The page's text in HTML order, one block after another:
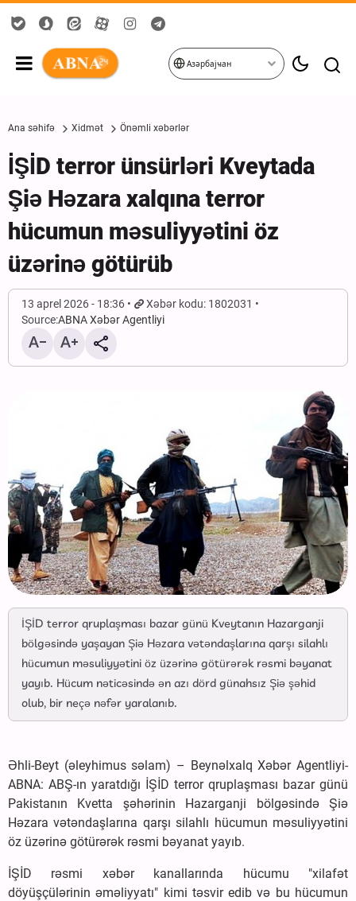
Азәрбајҹан
Ana səhifə Xidmət Önəmli xəbərlər
İŞİD terror ünsürləri Kveytada
Şiə Həzara xalqına terror
hücumun məsuliyyətini öz
üzərinə götürüb
13 aprel 2026 - 18:36
Xəbər kodu: 1802031
Source:ABNA Xəbər Agentliyi
İŞİD terror qruplaşması bazar günü Kveytanın Hazarganji
bölgəsində yaşayan Şiə Həzara vətəndaşlarına qarşı silahlı
hücumun məsuliyyətini öz üzərinə götürərək rəsmi bəyanat
yayıb. Hücum nəticəsində ən azı dörd günahsız Şiə şəhid
olub, bir neçə nəfər yaralanıb.
Əhli-Beyt (əleyhimus səlam) – Beynəlxalq Xəbər Agentliyi-
ABNA: ABŞ-ın yaratdığı İŞİD terror qruplaşması bazar günü
Pakistanın Kvetta şəhərinin Hazarganji bölgəsində Şiə
Həzara vətəndaşlarına qarşı silahlı hücumun məsuliyyətini
öz üzərinə götürərək rəsmi bəyanat yayıb.
İŞİD rəsmi xəbər kanallarında hücumu "xilafət
döyüşçülərinin əməliyyatı" kimi təsvir edib və bu hücumun